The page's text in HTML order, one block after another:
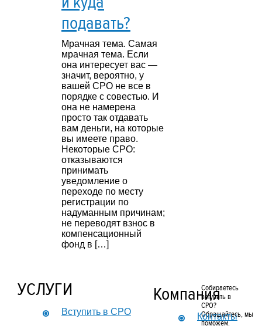
подавать?
Мрачная тема. Самая
мрачная тема. Если
она интересует вас —
значит, вероятно, у
вашей СРО не все в
порядке с совестью. И
она не намерена
просто так отдавать
вам деньги, на которые
вы имеете право.
Некоторые СРО:
отказываются
принимать
уведомление о
переходе по месту
регистрации по
надуманным причинам;
не переводят взнос в
компенсационный
фонд в […]
УСЛУГИ
Вступить в СРО
Компания
Контакты
Собираетесь
вступить в
СРО?
Обращайтесь, мы
поможем.